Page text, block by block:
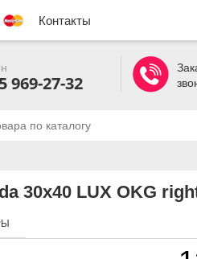
Контакты
969-27-32
30x40 LUX OKG